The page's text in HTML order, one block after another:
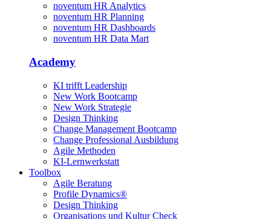
noventum HR Analytics
noventum HR Planning
noventum HR Dashboards
noventum HR Data Mart
Academy
KI trifft Leadership
New Work Bootcamp
New Work Strategie
Design Thinking
Change Management Bootcamp
Change Professional Ausbildung
Agile Methoden
KI-Lernwerkstatt
Toolbox
Agile Beratung
Profile Dynamics®
Design Thinking
Organisations und Kultur Check